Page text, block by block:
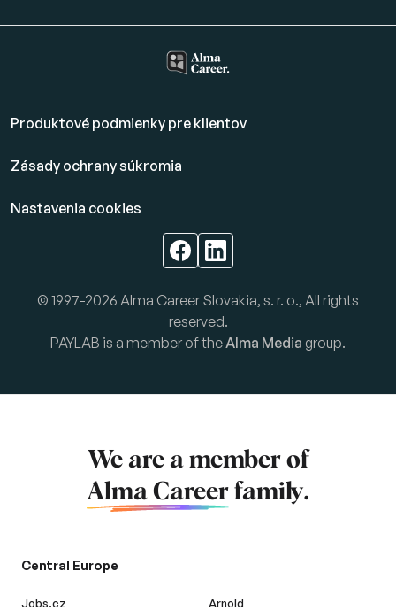
Produktové podmienky pre klientov
Zásady ochrany súkromia
Nastavenia cookies
© 1997-2026 Alma Career Slovakia, s. r. o., All rights
reserved.
PAYLAB is a member of the Alma Media group.
We are a member of
Alma Career family.
Central Europe
Jobs.cz
Arnold